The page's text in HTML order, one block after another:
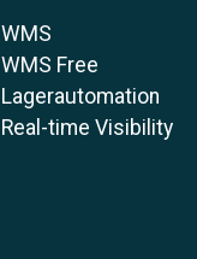
Free
time Visibility